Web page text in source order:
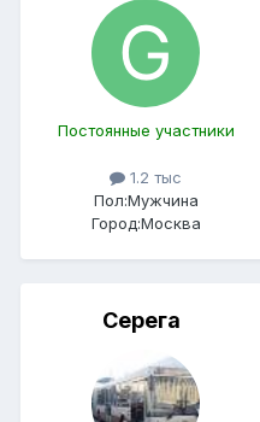
Постоянные участники
1.2 тыс
Пол:Мужчина
Город:Москва
Серега